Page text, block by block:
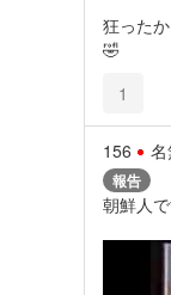
狂った
🤣
1
156 名
報告
朝鮮人